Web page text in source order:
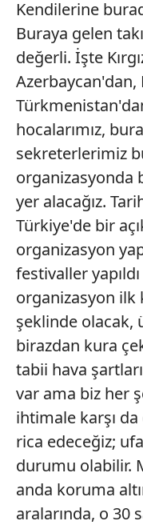
Kendilerine
Buraya gelen
değerli. İşte
Azerbaycan'dan,
hocalarımız,
sekreterlerimiz
organizasyonda
yer alacağız.
Türkiye'de bir
organizasyon
festivaller
organizasyon ilk
şeklinde olacak,
birazdan kura
tabii hava
var ama biz her
ihtimale karşı
rica edeceğiz;
durumu olabilir.
anda koruma
aralarında, o 30